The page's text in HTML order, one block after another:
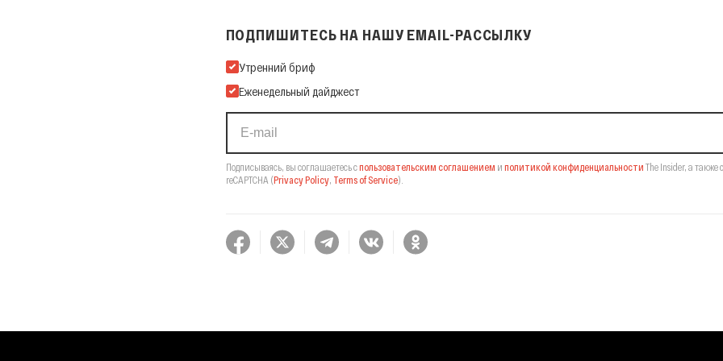
ПОДПИШИТЕСЬ НА НАШУ EMAIL-РАССЫЛКУ
Подпишитесь на нашу Email-рассылку
Утренний бриф
Еженедельный дайджест
Подписываясь, вы соглашаетесь спользовательским соглашением и политикой конфиденциальности The Insider, а также
reCAPTCHA (Privacy Policy, Terms of Service).